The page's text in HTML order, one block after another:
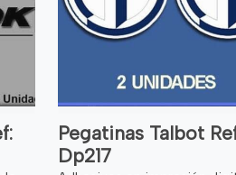
Pegatinas Talbot
Dp217